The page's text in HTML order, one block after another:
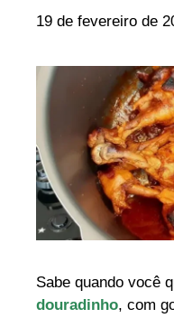
19 de fevereiro de
Sabe quando você
douradinho, com